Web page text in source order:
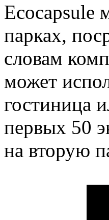
Ecocapsule
парках,
словам
может
гостиница
первых 50
на вторую